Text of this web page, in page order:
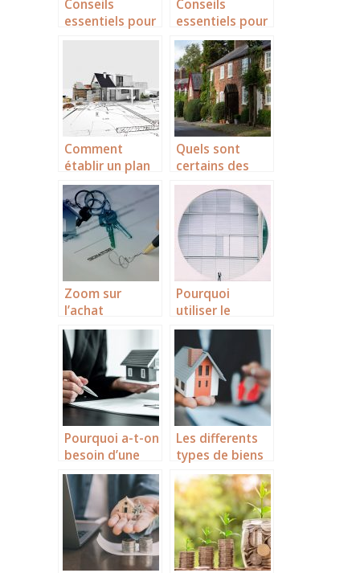
Conseils
essentiels pour
votre local
professionnel
Conseils
essentiels pour
vendre
rapidement
votre local
professionnel
Comment
établir un plan
de construction
efficace ?
Quels sont
certains des
facteurs qui
déterminent la
valeur de votre
maison ?
Zoom sur
l’achat
immobilier en
Alpilles
Pourquoi
utiliser le
logiciel BIM
pour la
conception et
la realisation
d’un projet
architectural ?
Pourquoi a-t-on
besoin d’une
assurance
bâtiment ?
Les differents
types de biens
immobiliers
pour investir en
Floride